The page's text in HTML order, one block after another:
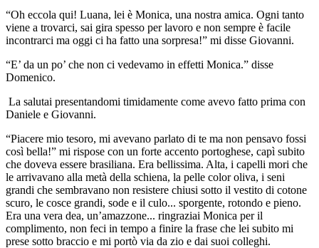
“Oh eccola qui! Luana, lei è Monica, una nostra amica. Ogni tanto
viene a trovarci, sai gira spesso per lavoro e non sempre è facile
incontrarci ma oggi ci ha fatto una sorpresa!” mi disse Giovanni.
“E’ da un po’ che non ci vedevamo in effetti Monica.” disse
Domenico.
La salutai presentandomi timidamente come avevo fatto prima con
Daniele e Giovanni.
“Piacere mio tesoro, mi avevano parlato di te ma non pensavo fossi
così bella!” mi rispose con un forte accento portoghese, capì subito
che doveva essere brasiliana. Era bellissima. Alta, i capelli mori che
le arrivavano alla metà della schiena, la pelle color oliva, i seni
grandi che sembravano non resistere chiusi sotto il vestito di cotone
scuro, le cosce grandi, sode e il culo... sporgente, rotondo e pieno.
Era una vera dea, un’amazzone... ringraziai Monica per il
complimento, non feci in tempo a finire la frase che lei subito mi
prese sotto braccio e mi portò via da zio e dai suoi colleghi.